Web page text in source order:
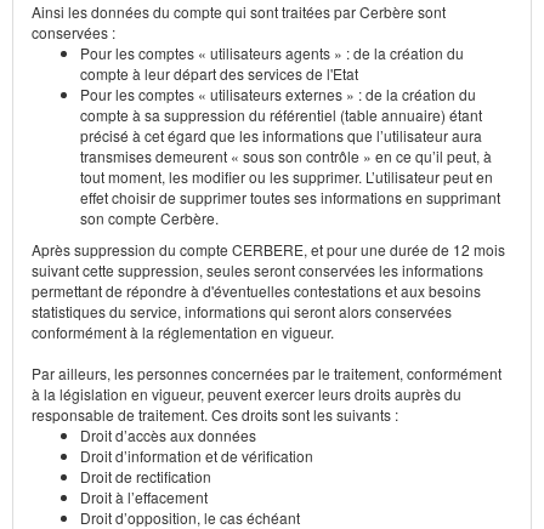
Ainsi les données du compte qui sont traitées par Cerbère sont
conservées :
Pour les comptes « utilisateurs agents » : de la création du
compte à leur départ des services de l'Etat
Pour les comptes « utilisateurs externes » : de la création du
compte à sa suppression du référentiel (table annuaire) étant
précisé à cet égard que les informations que l’utilisateur aura
transmises demeurent « sous son contrôle » en ce qu’il peut, à
tout moment, les modifier ou les supprimer. L’utilisateur peut en
effet choisir de supprimer toutes ses informations en supprimant
son compte Cerbère.
Après suppression du compte CERBERE, et pour une durée de 12 mois
suivant cette suppression, seules seront conservées les informations
permettant de répondre à d'éventuelles contestations et aux besoins
statistiques du service, informations qui seront alors conservées
conformément à la réglementation en vigueur.
Par ailleurs, les personnes concernées par le traitement, conformément
à la législation en vigueur, peuvent exercer leurs droits auprès du
responsable de traitement. Ces droits sont les suivants :
Droit d’accès aux données
Droit d’information et de vérification
Droit de rectification
Droit à l’effacement
Droit d’opposition, le cas échéant